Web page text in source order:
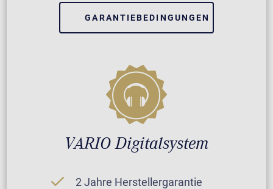
GARANTIEBEDINGUNGEN
VARIO Digitalsystem
2 Jahre Herstellergarantie